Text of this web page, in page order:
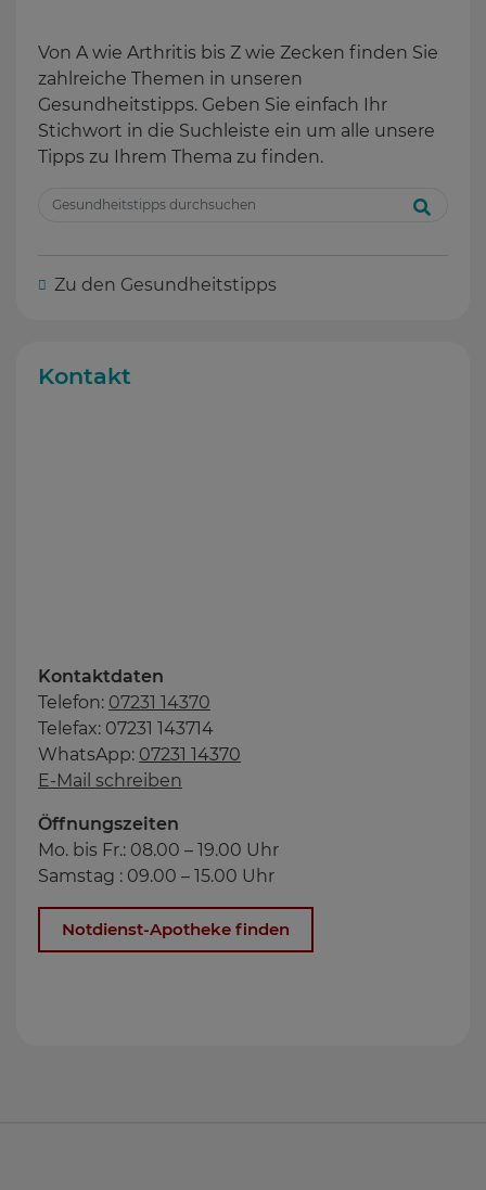
Von A wie Arthritis bis Z wie Zecken finden Sie
zahlreiche Themen in unseren
Gesundheitstipps. Geben Sie einfach Ihr
Stichwort in die Suchleiste ein um alle unsere
Tipps zu Ihrem Thema zu finden.
Zu den Gesundheitstipps
Kontakt
Kontaktdaten
Telefon: 07231 14370
Telefax: 07231 143714
WhatsApp: 07231 14370
E-Mail schreiben
Öffnungszeiten
Mo. bis Fr.: 08.00 – 19.00 Uhr
Samstag : 09.00 – 15.00 Uhr
Notdienst-Apotheke finden